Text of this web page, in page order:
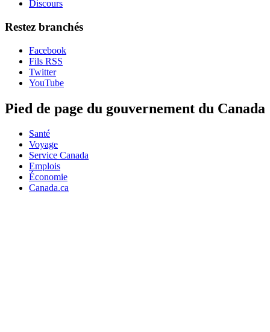
Discours
Restez branchés
Facebook
Fils RSS
Twitter
YouTube
Pied de page du gouvernement du Canada
Santé
Voyage
Service Canada
Emplois
Économie
Canada.ca